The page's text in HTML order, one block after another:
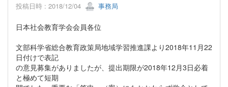
投稿日時 : 2018/12/04 事務局
日本社会教育学会会員各位
文部科学省総合教育政策局地域学習推進課より2018年11月22
日付けで表記
の意見募集がありましたが、提出期限が2018年12月3日必着
と極めて短期